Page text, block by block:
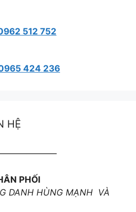
512 752
424 236
HỆ
PHỐI
DANH HÙNG MẠNH VÀ